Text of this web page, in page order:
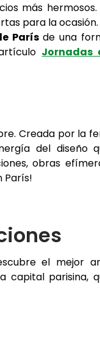
más hermosos.
para la ocasión.
Parísde una
Jornadas
Creada por la
del diseño
obras
París!
el mejor
capital parisina,